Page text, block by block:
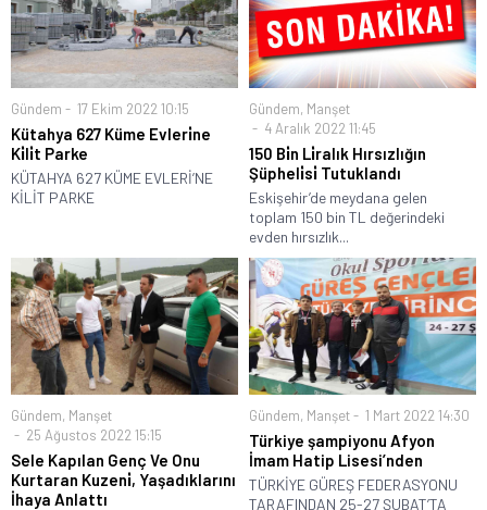
Gündem 17 Ekim 2022 10:15
Kütahya 627 Küme Evleri̇ne
Ki̇li̇t Parke
KÜTAHYA 627 KÜME EVLERİ’NE
KİLİT PARKE
Gündem, Manşet
4 Aralık 2022 11:45
150 Bi̇n Li̇ralık Hırsızlığın
Şüpheli̇si̇ Tutuklandı
Eskişehir’de meydana gelen
toplam 150 bin TL değerindeki
evden hırsızlık...
Gündem, Manşet
25 Ağustos 2022 15:15
Sele Kapılan Genç Ve Onu
Kurtaran Kuzeni̇, Yaşadıklarını
İhaya Anlattı
Gündem, Manşet 1 Mart 2022 14:30
Türkiye şampiyonu Afyon
İmam Hatip Lisesi’nden
TÜRKİYE GÜREŞ FEDERASYONU
TARAFINDAN 25-27 ŞUBAT’TA